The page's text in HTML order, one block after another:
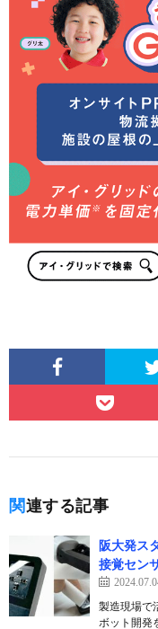
関連する記事
阪大発ス
接覚セン
製造現場で
ボット開発